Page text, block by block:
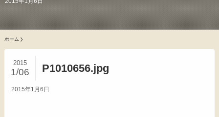
ホーム
P1010656.jpg
2015
1/06
2015年1月6日